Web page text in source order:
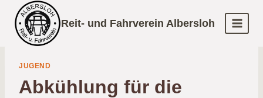
Inhalt
springen
Reit- und Fahrverein Albersloh
JUGEND
Abkühlung für die